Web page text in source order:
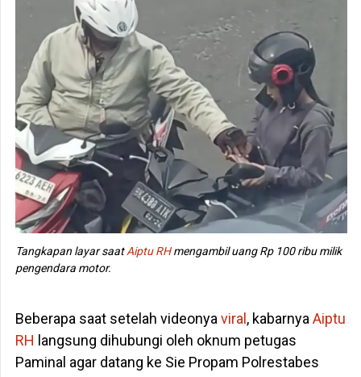
Tangkapan layar saatAiptu RHmengambil uang Rp 100 ribu milik
pengendara motor.
Beberapa saat setelah videonya viral , kabarnya Aiptu
RH langsung dihubungi oleh oknum petugas
Paminal agar datang ke Sie Propam Polrestabes